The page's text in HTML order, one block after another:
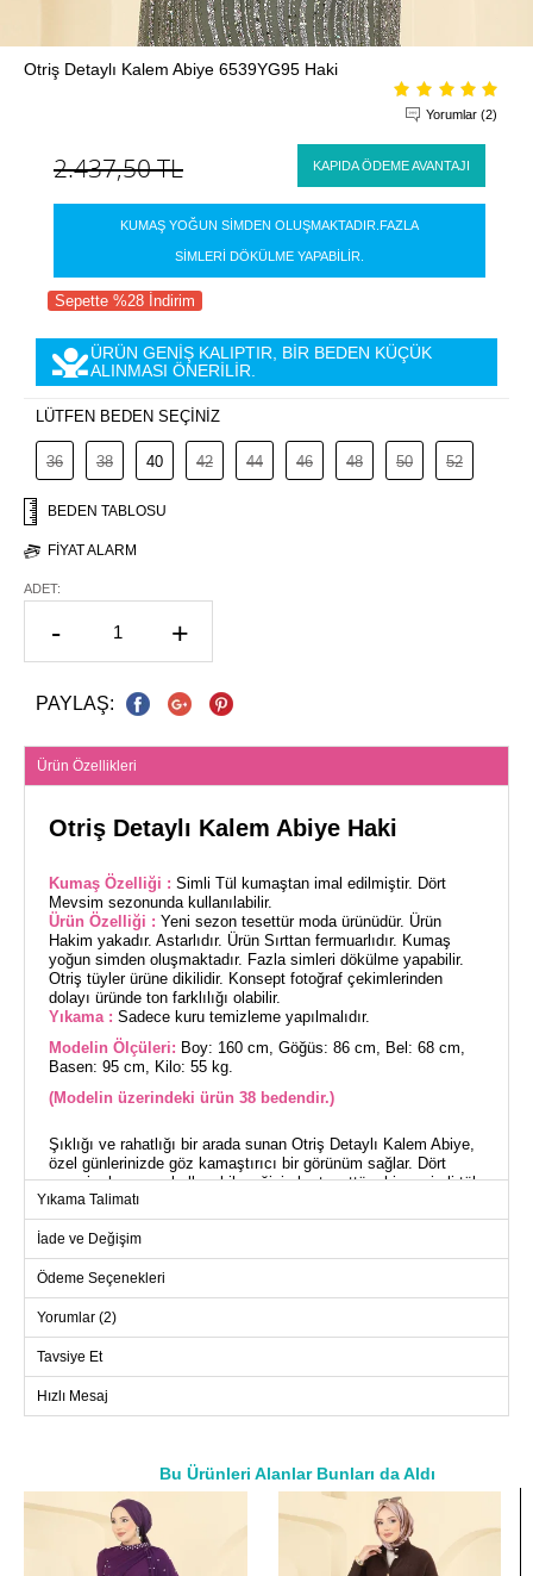
Otriş Detaylı Kalem Abiye 6539YG95 Haki
Yorumlar (2)
2.437,50TL KAPIDA ÖDEME AVANTAJI
KUMAŞ YOĞUN SİMDEN OLUŞMAKTADIR.FAZLA
SİMLERİ DÖKÜLME YAPABİLİR.
Sepette %28 İndirim
ÜRÜN GENİŞ KALIPTIR, BİR BEDEN KÜÇÜK
ALINMASI ÖNERİLİR.
LÜTFEN BEDEN SEÇİNİZ
36 38 40 42 44 46 48 50 52
BEDEN TABLOSU
FIYAT ALARM
ADET:
- +
PAYLAŞ:
Ürün Özellikleri
Otriş Detaylı Kalem Abiye Haki
Kumaş Özelliği : Simli Tül kumaştan imal edilmiştir. Dört
Mevsim sezonunda kullanılabilir.
Ürün Özelliği : Yeni sezon tesettür moda ürünüdür. Ürün
Hakim yakadır. Astarlıdır. Ürün Sırttan fermuarlıdır. Kumaş
yoğun simden oluşmaktadır. Fazla simleri dökülme yapabilir.
Otriş tüyler ürüne dikilidir. Konsept fotoğraf çekimlerinden
dolayı üründe ton farklılığı olabilir.
Yıkama : Sadece kuru temizleme yapılmalıdır.
Modelin Ölçüleri: Boy: 160 cm, Göğüs: 86 cm, Bel: 68 cm,
Basen: 95 cm, Kilo: 55 kg.
(Modelin üzerindeki ürün 38 bedendir.)
Şıklığı ve rahatlığı bir arada sunan Otriş Detaylı Kalem Abiye,
özel günlerinizde göz kamaştırıcı bir görünüm sağlar. Dört
mevsim boyunca kullanabileceğiniz bu tesettür abiye, simli tül
kumaştan üretilmiştir ve astarlıdır. Ürün hakim yakaya sahip
olup, sırttan fermuarlıdır ve dökülmeye meyilli yoğun sim
detaylarına sahiptir. Kuru temizleme ile temizlenmesi önerilen
abiyemiz, dayanıklı yapısı ile uzun süreli kullanım imkanı
sunar. Üzerindeki Otriş tüyler ise estetik bir hava katmaktadır.
(CM)
42
106 86
133
44
46
96
133
Yıkama Talimatı
İade ve Değişim
Ödeme Seçenekleri
Yorumlar (2)
Tavsiye Et
Hızlı Mesaj
Bu Ürünleri Alanlar Bunları da Aldı
a>